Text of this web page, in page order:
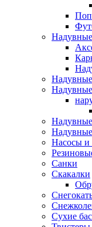
Насосы и
Санки
Скакалки
Сухие